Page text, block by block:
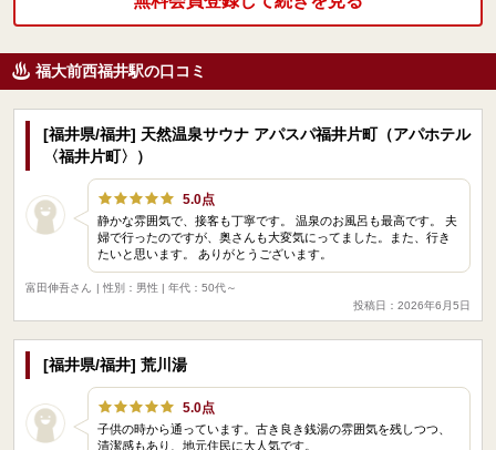
福大前西福井駅の口コミ
[福井県/福井] 天然温泉サウナ アパスパ福井片町（アパホテル
〈福井片町〉）
5.0点
静かな雰囲気で、接客も丁寧です。 温泉のお風呂も最高です。 夫
婦で行ったのですが、奥さんも大変気にってました。また、行き
たいと思います。 ありがとうございます。
富田伸吾さん
| 性別：男性 | 年代：50代～
投稿日：2026年6月5日
[福井県/福井] 荒川湯
5.0点
子供の時から通っています。古き良き銭湯の雰囲気を残しつつ、
清潔感もあり、地元住民に大人気です。